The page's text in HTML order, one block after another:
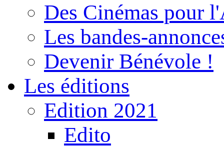
Des Cinémas pour
Les bandes-
Devenir Bénévole !
Les éditions
Edition 2021
Edito